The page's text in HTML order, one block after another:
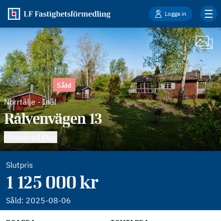
Logga in
Norrtälje -Inål
Såld
Rålvenvägen 13
Slutpris
1 125 000 kr
Såld: 2025-08-06